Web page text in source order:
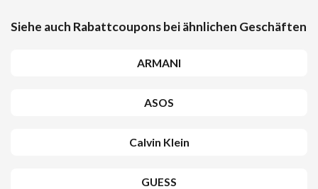
Siehe auch Rabattcoupons bei ähnlichen Geschäften
ARMANI
ASOS
Calvin Klein
GUESS